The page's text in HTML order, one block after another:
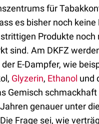
für
es bisher noch
Produkte noch
sind. Am DKFZ
E-Dampfer, wie
Glyzerin, Ethanol und
Gemisch
genauer unter
Frage sei, wie